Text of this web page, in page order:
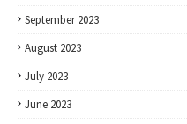
September 2023
August 2023
July 2023
June 2023